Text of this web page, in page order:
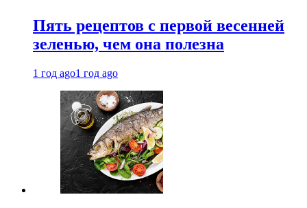
Пять рецептов с первой весенней
зеленью, чем она полезна
1 год ago1 год ago